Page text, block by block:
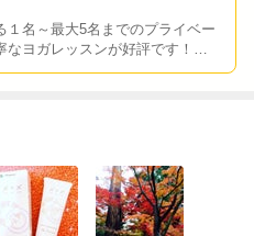
１名～最大5名までのプライベー
なヨガレッスンが好評です！
yoga.com/ お問い合わせはn